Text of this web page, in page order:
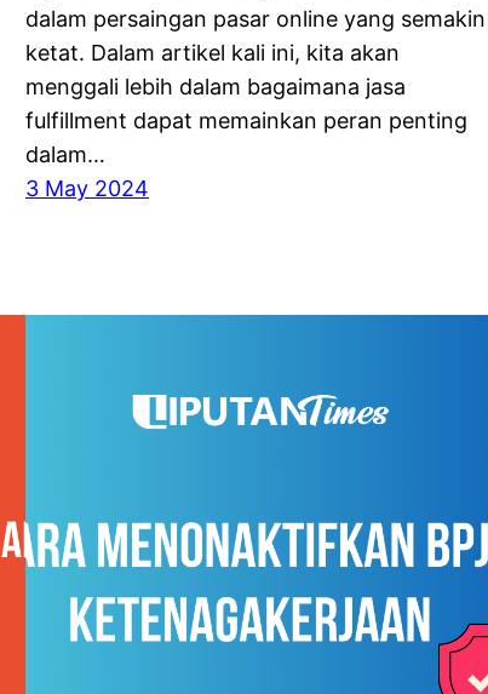
dalam persaingan pasar online yang semakin
ketat. Dalam artikel kali ini, kita akan
menggali lebih dalam bagaimana jasa
fulfillment dapat memainkan peran penting
dalam…
3 May 2024